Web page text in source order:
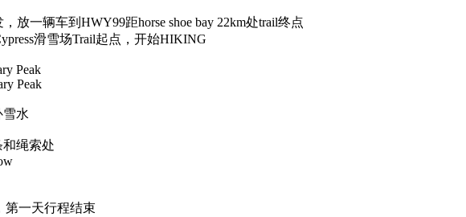
放一辆车到HWY99距horse shoe bay 22km处trail终点
滑雪场Trail起点，开始HIKING
Peak
Peak
雪水
和绳索处
第一天行程结束